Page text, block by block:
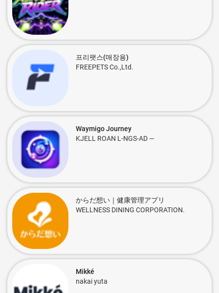
프리팻스(매장용)
FREEPETS Co.,Ltd.
Waymigo Journey
KJELL ROAN L-NGS-AD —
からだ想い｜健康管理アプリ
WELLNESS DINING CORPORATION.
Mikké
nakai yuta